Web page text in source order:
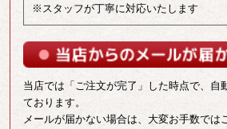
※スタッフが丁寧に対応いたします
当店では「ご注文が完了」した時点で、自
ております。
メールが届かない場合は、大変お手数では